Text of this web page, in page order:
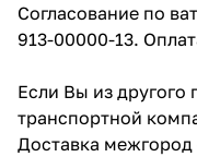
Согласование по
913-00000-13.
Если Вы из другого
транспортной
Доставка